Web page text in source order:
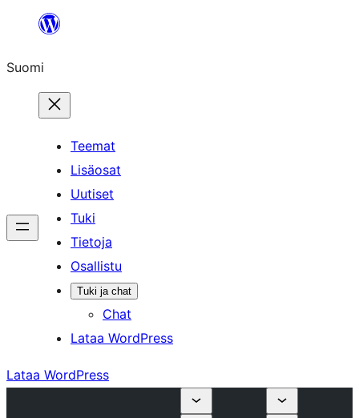
Suomi
Teemat
Lisäosat
Uutiset
Tuki
Tietoja
Osallistu
Tuki ja chat
Chat
Lataa WordPress
Lataa WordPress